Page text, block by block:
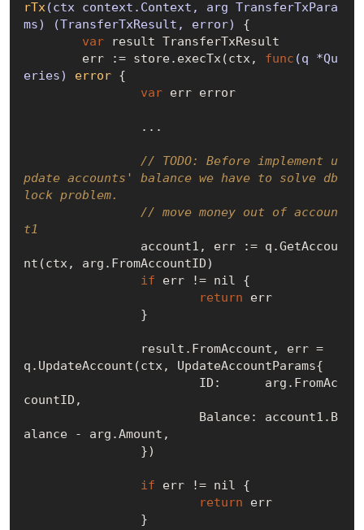
rTx(ctx context.Context, arg TransferTxPara
ms)
(TransferTxResult, error)
{
var result TransferTxResult
	err := store.execTx(ctx,
func (q *Qu
eries)
error {
var err error
// TODO:
Before implement u
pdate accounts' balance we have to solve db
lock problem.
// move money out of accoun
t1
nt(ctx, arg.FromAccountID)
if err != nil {
return err
q.UpdateAccount(ctx, UpdateAccountParams{
countID,
alance - arg.Amount,
if err != nil {
return err